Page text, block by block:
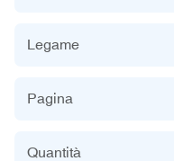
Legame
Pagina
Quantità